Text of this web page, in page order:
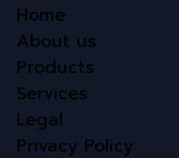
Home
About us
Products
Services
Legal
Privacy Policy